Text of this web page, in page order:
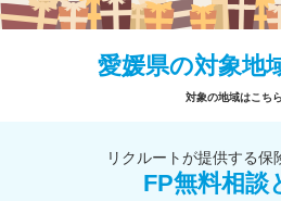
愛媛県の対象地
対象の地域はこちら
リクルートが提供する保
FP無料相談